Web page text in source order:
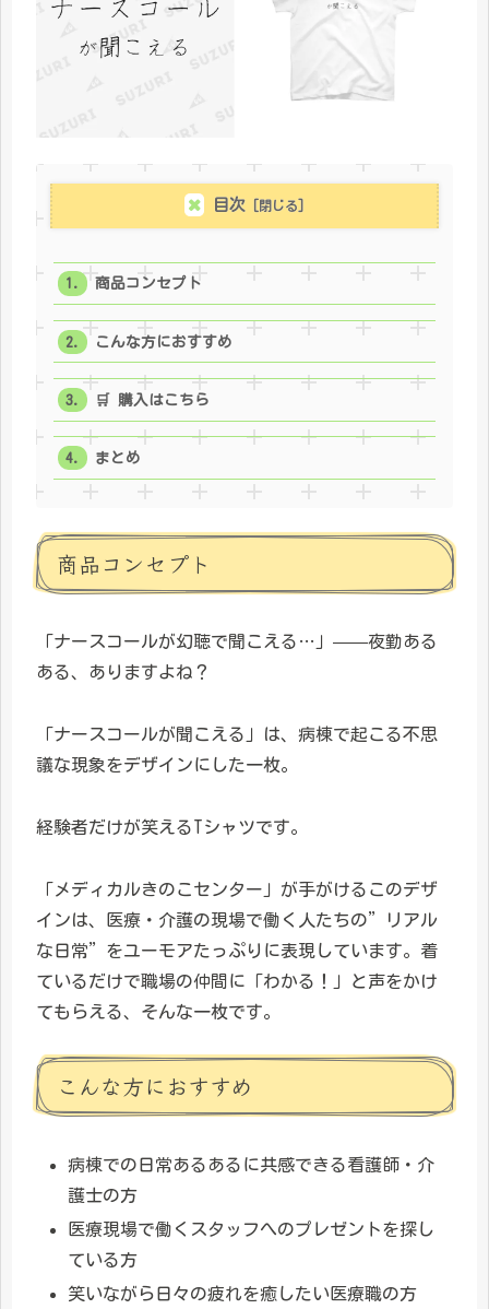
目次
商品コンセプト
こんな方におすすめ
🛒 購入はこちら
まとめ
商品コンセプト
「ナースコールが幻聴で聞こえる…」——夜勤ある
ある、ありますよね？
「ナースコールが聞こえる」は、病棟で起こる不思
議な現象をデザインにした一枚。
経験者だけが笑えるTシャツです。
「メディカルきのこセンター」が手がけるこのデザ
インは、医療・介護の現場で働く人たちの”リアル
な日常”をユーモアたっぷりに表現しています。着
ているだけで職場の仲間に「わかる！」と声をかけ
てもらえる、そんな一枚です。
こんな方におすすめ
病棟での日常あるあるに共感できる看護師・介
護士の方
医療現場で働くスタッフへのプレゼントを探し
ている方
笑いながら日々の疲れを癒したい医療職の方